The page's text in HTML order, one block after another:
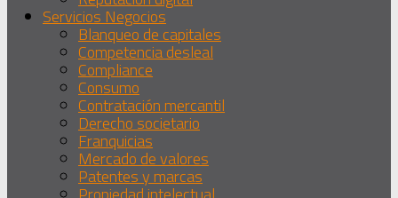
Servicios Negocios
Blanqueo de capitales
Competencia desleal
Compliance
Consumo
Contratación mercantil
Derecho societario
Franquicias
Mercado de valores
Patentes y marcas